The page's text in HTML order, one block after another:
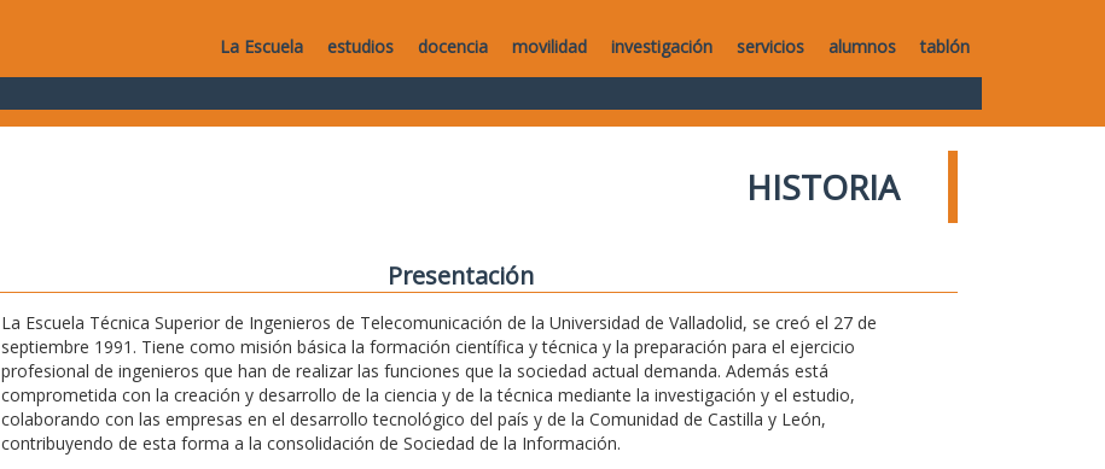
La Escuela estudios docencia movilidad investigación servicios alumnos tablón
HISTORIA
Presentación
La Escuela Técnica Superior de Ingenieros de Telecomunicación de la Universidad de Valladolid, se creó el 27 de
septiembre 1991. Tiene como misión básica la formación científica y técnica y la preparación para el ejercicio
profesional de ingenieros que han de realizar las funciones que la sociedad actual demanda. Además está
comprometida con la creación y desarrollo de la ciencia y de la técnica mediante la investigación y el estudio,
colaborando con las empresas en el desarrollo tecnológico del país y de la Comunidad de Castilla y León,
contribuyendo de esta forma a la consolidación de Sociedad de la Información.